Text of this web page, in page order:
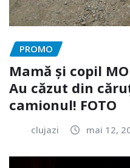
PROMO
Mamă și copil
Au căzut din
camionul! FOTO
clujazi mai 12,